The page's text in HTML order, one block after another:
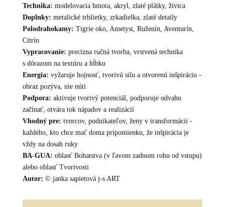
Technika: modelovacia hmota, akryl, zlaté plátky, živica
Doplnky: metalické trblietky, zrkadielka, zlaté detaily
Polodrahokamy: Tigrie oko, Ametyst, Ruženín, Aventurín,
Citrín
Vypracovanie: precízna ručná tvorba, vrstvená technika
s dôrazom na textúru a hĺbku
Energia: vyžaruje hojnosť, tvorivú silu a otvorenú inšpiráciu -
obraz pozýva, nie núti
Podpora: aktivuje tvorivý potenciál, podporuje odvahu
začínať, otvára tok nápadov a realizácií
Vhodný pre: tvorcov, podnikateľov, ženy v transformácii -
každého, kto chce mať doma pripomienku, že inšpirácia je
vždy na dosah ruky
BA-GUA: oblasť Bohatstva (v ľavom zadnom rohu od vstupu)
alebo oblasť Tvorivosti
Autor: © janka sapietová j-s ART